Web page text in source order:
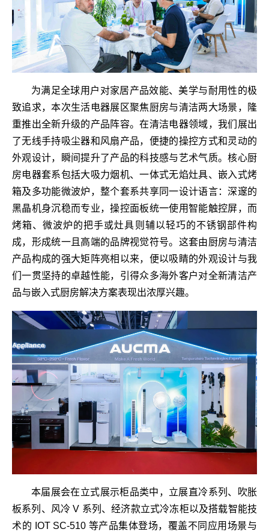
为满足全球用户对家居产品效能、美学与耐用性的极
致追求，本次生活电器展区聚焦厨房与清洁两大场景，隆
重推出全新升级的产品阵容。在清洁电器领域，我们展出
了无线手持吸尘器和风扇产品，便捷的操控方式和灵动的
外观设计，瞬间提升了产品的科技感与艺术气质。核心厨
房电器套系包括大吸力烟机、一体式无焰灶具、嵌入式烤
箱及多功能微波炉，整个套系共享同一设计语言：深邃的
黑晶机身沉稳而专业，操控面板统一使用智能触控屏，而
烤箱、微波炉的把手或灶具则辅以轻巧的不锈钢部件构
成，形成统一且高端的品牌视觉符号。这套由厨房与清洁
产品构成的强大矩阵亮相以来，便以吸睛的外观设计与我
们一贯坚持的卓越性能，引得众多海外客户对全新清洁产
品与嵌入式厨房解决方案表现出浓厚兴趣。
本届展会在立式展示柜品类中，立展直冷系列、吹胀
板系列、风冷 V 系列、经济款立式冷冻柜以及搭载智能技
术的 IOT SC-510 等产品集体登场，覆盖不同应用场景与